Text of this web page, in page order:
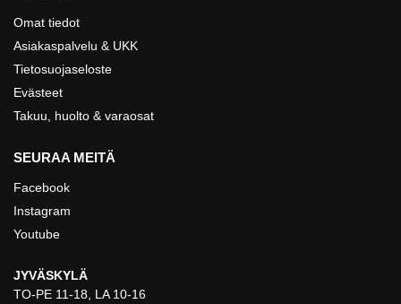
Omat tiedot
Asiakaspalvelu & UKK
Tietosuojaseloste
Evästeet
Takuu, huolto & varaosat
SEURAA MEITÄ
Facebook
Instagram
Youtube
JYVÄSKYLÄ
TO-PE 11-18, LA 10-16